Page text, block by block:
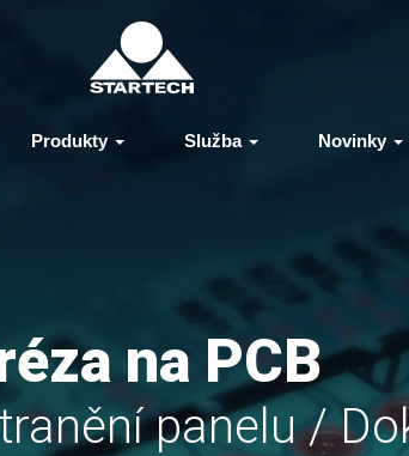
Produkty Služba Novinky
na PCB
panelu /